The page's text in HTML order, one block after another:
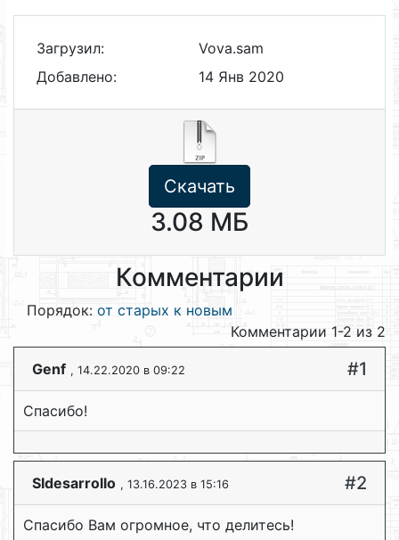
Загрузил:
Vova.sam
Добавлено:
14 Янв 2020
Скачать
3.08 МБ
Комментарии
Порядок: от старых к новым
Комментарии 1-2 из 2
Genf , 14.22.2020 в 09:22 #1
Спасибо!
SIdesarrollo , 13.16.2023 в 15:16 #2
Спасибо Вам огромное, что делитесь!